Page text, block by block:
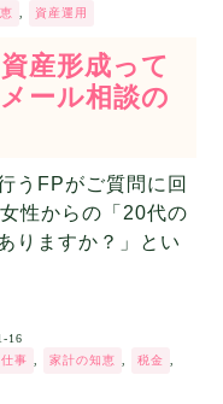
資産運用
産形成って
ール相談の
うFPがご質問に回
性からの「20代の
りますか？」とい
16
事 家計の知恵 税金